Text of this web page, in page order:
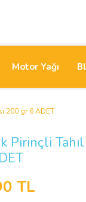
Motor Yağı
200 gr 6 ADET
Pirinçli
TL